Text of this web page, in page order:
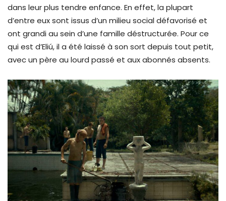
dans leur plus tendre enfance. En effet, la plupart
d’entre eux sont issus d’un milieu social défavorisé et
ont grandi au sein d’une famille déstructurée. Pour ce
qui est d’Eliú, il a été laissé à son sort depuis tout petit,
avec un père au lourd passé et aux abonnés absents.